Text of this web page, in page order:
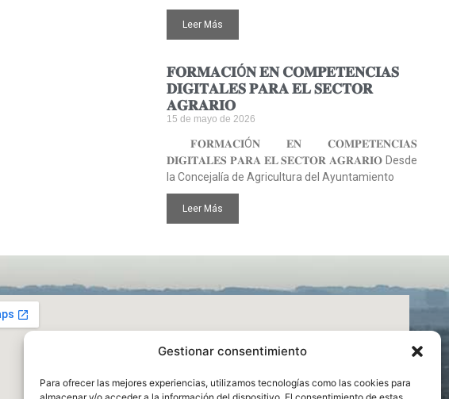
Gestionar consentimiento
Para ofrecer las mejores experiencias, utilizamos tecnologías como las cookies para
Leer Más
𝐅𝐎𝐑𝐌𝐀𝐂𝐈Ó𝐍 𝐄𝐍 𝐂𝐎𝐌𝐏𝐄𝐓𝐄𝐍𝐂𝐈𝐀𝐒
𝐃𝐈𝐆𝐈𝐓𝐀𝐋𝐄𝐒 𝐏𝐀𝐑𝐀 𝐄𝐋 𝐒𝐄𝐂𝐓𝐎𝐑
𝐀𝐆𝐑𝐀𝐑𝐈𝐎
15 de mayo de 2026
𝐅𝐎𝐑𝐌𝐀𝐂𝐈Ó𝐍 𝐄𝐍 𝐂𝐎𝐌𝐏𝐄𝐓𝐄𝐍𝐂𝐈𝐀𝐒
𝐃𝐈𝐆𝐈𝐓𝐀𝐋𝐄𝐒 𝐏𝐀𝐑𝐀 𝐄𝐋 𝐒𝐄𝐂𝐓𝐎𝐑 𝐀𝐆𝐑𝐀𝐑𝐈𝐎 Desde
la Concejalía de Agricultura del Ayuntamiento
Leer Más